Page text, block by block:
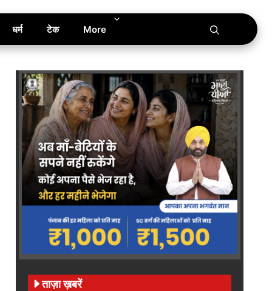
धर्म टेक More
ताज़ा ख़बरें